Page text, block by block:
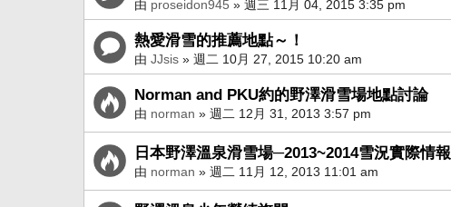
由 proseidon945 » 週三 11月 04, 2015 3:35 pm
熱愛滑雪的推薦地點～！
由 JJsis » 週二 10月 27, 2015 10:20 am
Norman and PKU約的野澤滑雪場地點討論
由 norman » 週二 12月 31, 2013 3:57 pm
日本野澤溫泉滑雪場─2013~2014雪況實際情報
由 norman » 週二 11月 12, 2013 11:01 am